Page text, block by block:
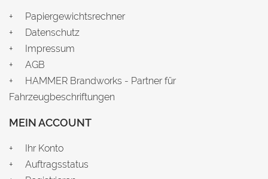
Papiergewichtsrechner
Datenschutz
Impressum
AGB
HAMMER Brandworks - Partner für
Fahrzeugbeschriftungen
MEIN ACCOUNT
Ihr Konto
Auftragsstatus